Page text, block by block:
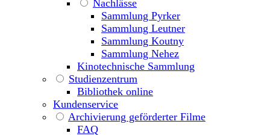
Nachlässe
Sammlung Pyrker
Sammlung Leutner
Sammlung Koutny
Sammlung Nehez
Kinotechnische Sammlung
Studienzentrum
Bibliothek online
Kundenservice
Archivierung geförderter Filme
FAQ